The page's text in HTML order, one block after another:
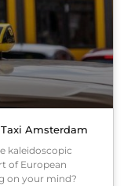
Amsterdam
kaleidoscopic
of European
on your mind?